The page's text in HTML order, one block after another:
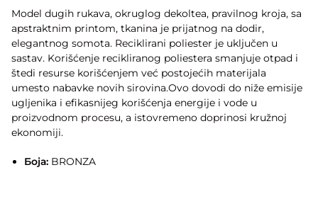
Model dugih rukava, okruglog dekoltea, pravilnog kroja, sa
apstraktnim printom, tkanina je prijatnog na dodir,
elegantnog somota. Reciklirani poliester je uključen u
sastav. Korišćenje recikliranog poliestera smanjuje otpad i
štedi resurse korišćenjem već postojećih materijala
umesto nabavke novih sirovina.Ovo dovodi do niže emisije
ugljenika i efikasnijeg korišćenja energije i vode u
proizvodnom procesu, a istovremeno doprinosi kružnoj
ekonomiji.
Боја:BRONZA